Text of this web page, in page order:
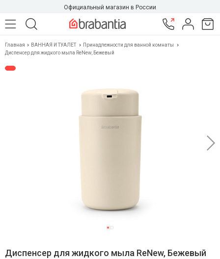
Официальный магазин в России
Главная ВАННАЯ И ТУАЛЕТ
Принадлежности для ванной комнаты
Диспенсер для жидкого мыла ReNew, Бежевый
Диспенсер для жидкого мыла ReNew, Бежевый